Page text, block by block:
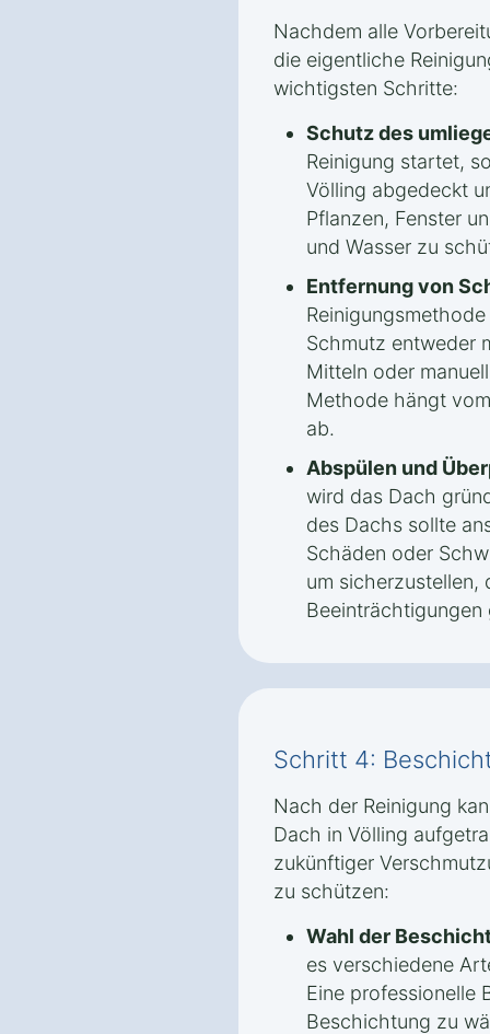
Nachdem alle
die eigentliche
wichtigsten Schritte:
Schutz des
Reinigung startet,
Völling abgedeckt
Pflanzen, Fenster
und Wasser zu
Entfernung von
Schmutz entweder
Mitteln oder
Methode hängt
ab.
Abspülen und
wird das Dach
des Dachs sollte
Schäden oder
um sicherzustellen,
Beeinträchtigungen
Schritt 4:
Nach der Reinigung
Dach in Völling
zukünftiger
zu schützen:
Wahl der
es verschiedene
Eine professionelle
Beschichtung zu